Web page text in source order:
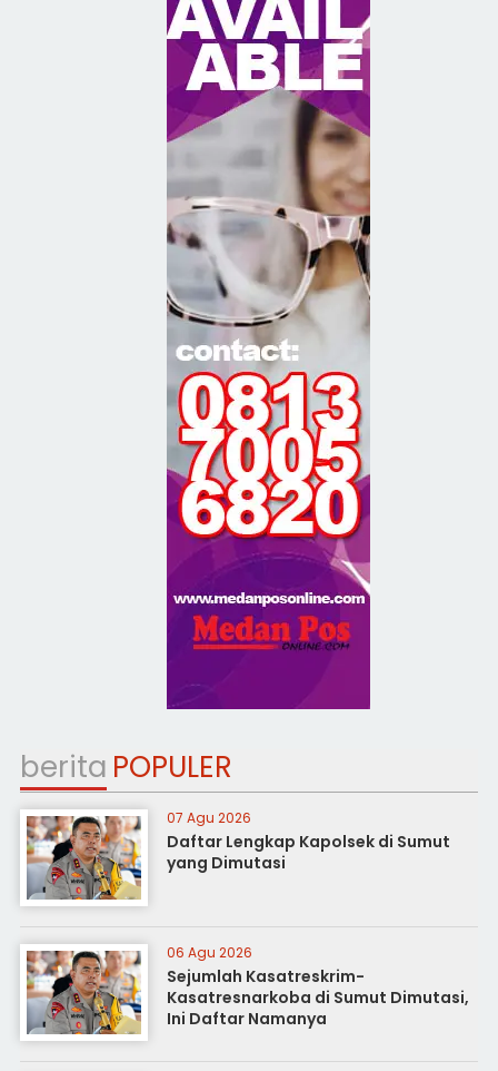
berita POPULER
07 Agu 2026
Daftar Lengkap Kapolsek di Sumut
yang Dimutasi
06 Agu 2026
Sejumlah Kasatreskrim-
Kasatresnarkoba di Sumut Dimutasi,
Ini Daftar Namanya